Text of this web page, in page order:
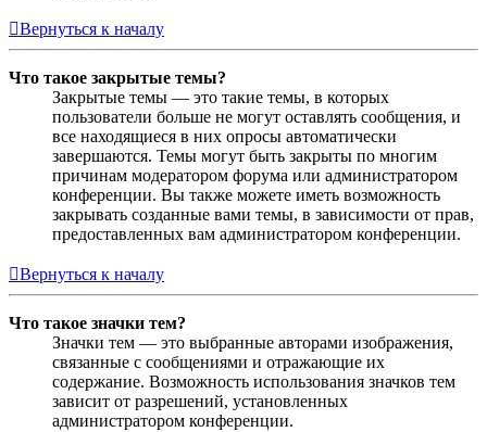
Вернуться к началу
Что такое закрытые темы?
Закрытые темы — это такие темы, в которых
пользователи больше не могут оставлять сообщения, и
все находящиеся в них опросы автоматически
завершаются. Темы могут быть закрыты по многим
причинам модератором форума или администратором
конференции. Вы также можете иметь возможность
закрывать созданные вами темы, в зависимости от прав,
предоставленных вам администратором конференции.
Вернуться к началу
Что такое значки тем?
Значки тем — это выбранные авторами изображения,
связанные с сообщениями и отражающие их
содержание. Возможность использования значков тем
зависит от разрешений, установленных
администратором конференции.